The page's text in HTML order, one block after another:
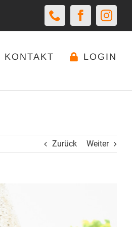
TelefonFacebook
KONTAKT LOGIN
Zurück Weiter